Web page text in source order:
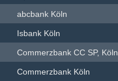
abcbank Köln
Isbank Köln
Commerzbank CC SP, Köln
Commerzbank Köln